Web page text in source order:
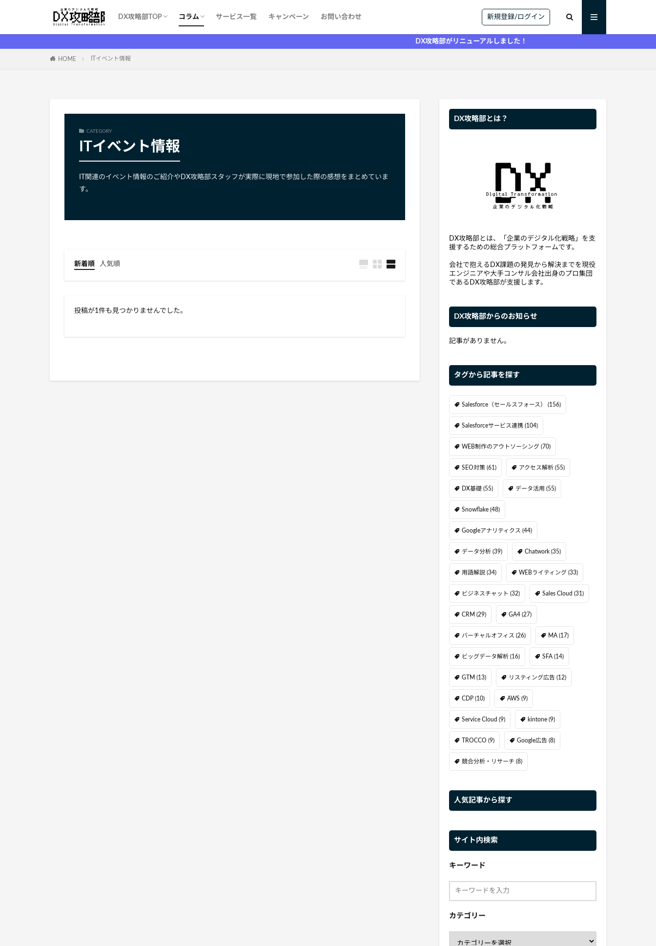
DX攻略部TOP コラム サービス一覧 キャンペーン お問い合わせ 新規登録/ログイン
DX攻略部がリニューアルしました！
HOME ITイベント情報
CATEGORY
ITイベント情報
IT関連のイベント情報のご紹介やDX攻略部スタッフが実際に現地で参加した際の感想をまとめていま
す。
新着順 人気順
投稿が1件も見つかりませんでした。
DX攻略部とは？
DX攻略部とは、「企業のデジタル化戦略」を支
援するための総合プラットフォームです。
会社で抱えるDX課題の発見から解決までを現役
エンジニアや大手コンサル会社出身のプロ集団
であるDX攻略部が支援します。
DX攻略部からのお知らせ
記事がありません。
タグから記事を探す
Salesforce（セールスフォース） (156)
Salesforceサービス連携 (104)
WEB制作のアウトソーシング (70)
SEO対策 (61) アクセス解析 (55)
DX基礎 (55) データ活用 (55)
Snowflake (48)
Googleアナリティクス (44)
データ分析 (39) Chatwork (35)
用語解説 (34) WEBライティング (33)
ビジネスチャット (32) Sales Cloud (31)
CRM (29) GA4 (27)
バーチャルオフィス (26) MA (17)
ビッグデータ解析 (16) SFA (14)
GTM (13) リスティング広告 (12)
CDP (10) AWS (9)
Service Cloud (9) kintone (9)
TROCCO (9) Google広告 (8)
競合分析・リサーチ (8)
人気記事から探す
サイト内検索
キーワード
カテゴリー